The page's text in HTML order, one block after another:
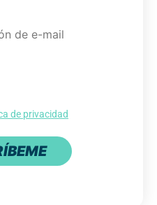
de privacidad